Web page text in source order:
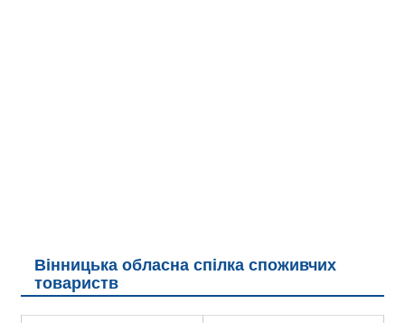
Вінницька обласна спілка споживчих
товариств